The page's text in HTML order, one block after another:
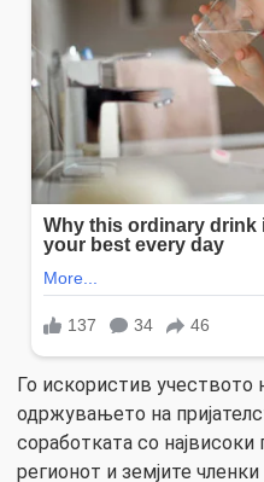
Го искористив
одржувањето на
соработката со
регионот и земјите